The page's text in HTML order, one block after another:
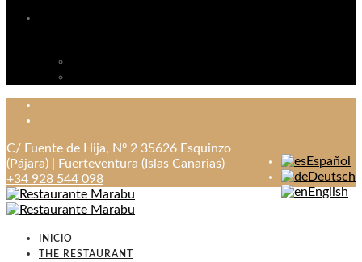
Español
Deutsch
English
C/ Fuente de Hija, Nº 2 35626 Esquinzo
(Pájara) | Fuerteventura (Islas Canarias)
+34 928 544 098
INICIO
THE RESTAURANT